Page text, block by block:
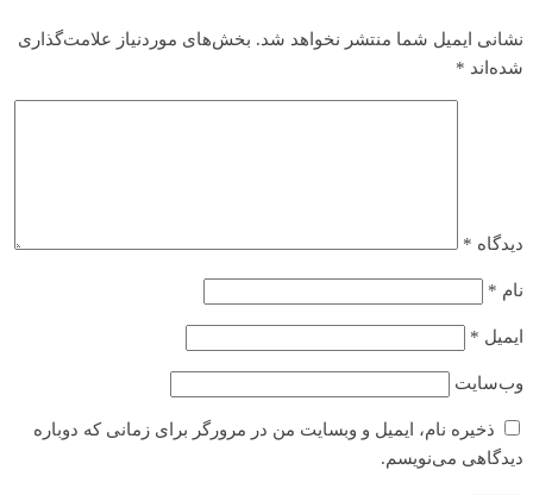
نشانی ایمیل شما منتشر نخواهد شد. بخش‌های موردنیاز علامت‌گذاری
شده‌اند *
دیدگاه *
نام *
ایمیل *
وب‌سایت
ذخیره نام، ایمیل و وبسایت من در مرورگر برای زمانی که دوباره
دیدگاهی می‌نویسم.